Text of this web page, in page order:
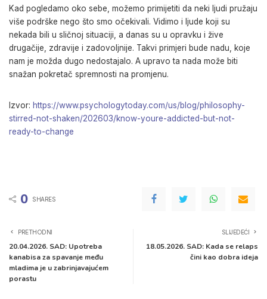
Kad pogledamo oko sebe, možemo primijetiti da neki ljudi pružaju
više podrške nego što smo očekivali. Vidimo i ljude koji su
nekada bili u sličnoj situaciji, a danas su u opravku i žive
drugačije, zdravije i zadovoljnije. Takvi primjeri bude nadu, koje
nam je možda dugo nedostajalo. A upravo ta nada može biti
snažan pokretač spremnosti na promjenu.
Izvor: https://www.psychologytoday.com/us/blog/philosophy-
stirred-not-shaken/202603/know-youre-addicted-but-not-
ready-to-change
0 SHARES
PRETHODNI
20.04.2026. SAD: Upotreba
kanabisa za spavanje među
mladima je u zabrinjavajućem
porastu
SLIJEDEĆI
18.05.2026. SAD: Kada se relaps
čini kao dobra ideja